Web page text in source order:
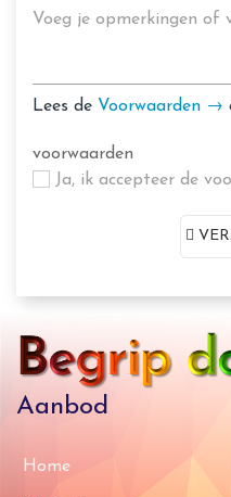
Voeg je opmerkingen of
Lees de Voorwaarden →
voorwaarden
Ja, ik accepteer de
Aanbod
Home